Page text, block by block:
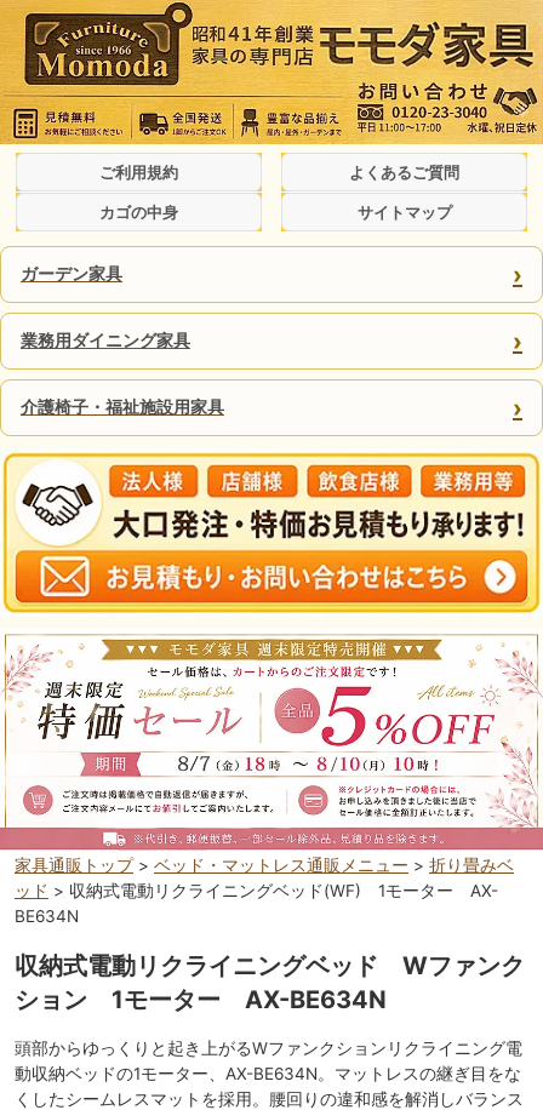
ご利用規約 よくあるご質問
カゴの中身 サイトマップ
ガーデン家具 ›
業務用ダイニング家具 ›
介護椅子・福祉施設用家具 ›
家具通販トップ> ベッド・マットレス通販メニュー > 折り畳みベ
ッド > 収納式電動リクライニングベッド(WF) 1モーター AX-
BE634N
収納式電動リクライニングベッド Wファンク
ション 1モーター AX-BE634N
頭部からゆっくりと起き上がるWファンクションリクライニング電
動収納ベッドの1モーター、AX-BE634N。マットレスの継ぎ目をな
くしたシームレスマットを採用。腰回りの違和感を解消しバランス